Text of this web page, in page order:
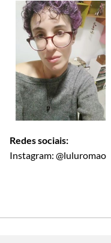
Redes sociais:
Instagram: @luluromao